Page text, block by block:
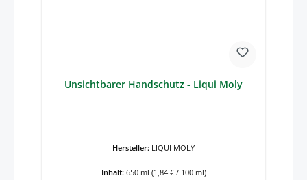
Unsichtbarer Handschutz - Liqui Moly
Hersteller: LIQUI MOLY
Inhalt: 650 ml (1,84 € / 100 ml)